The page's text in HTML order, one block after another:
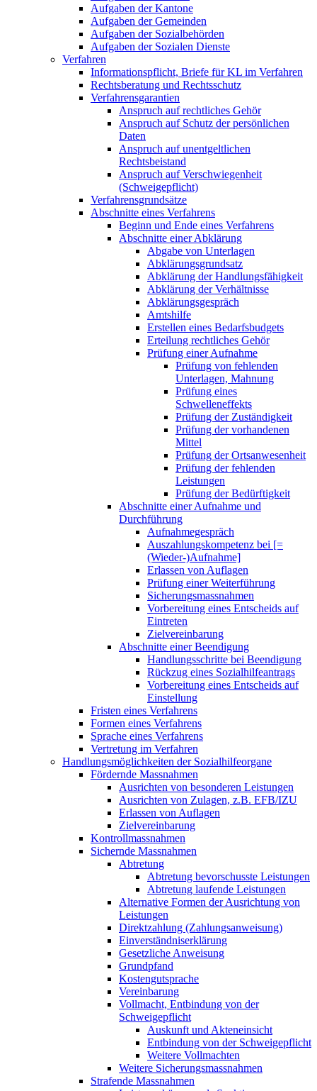
Aufgaben der Kantone
Aufgaben der Gemeinden
Aufgaben der Sozialbehörden
Aufgaben der Sozialen Dienste
Verfahren
Informationspflicht, Briefe für KL im Verfahren
Rechtsberatung und Rechtsschutz
Verfahrensgarantien
Anspruch auf rechtliches Gehör
Anspruch auf Schutz der persönlichen
Daten
Anspruch auf unentgeltlichen
Rechtsbeistand
Anspruch auf Verschwiegenheit
(Schweigepflicht)
Verfahrensgrundsätze
Abschnitte eines Verfahrens
Beginn und Ende eines Verfahrens
Abschnitte einer Abklärung
Abgabe von Unterlagen
Abklärungsgrundsatz
Abklärung der Handlungsfähigkeit
Abklärung der Verhältnisse
Abklärungsgespräch
Amtshilfe
Erstellen eines Bedarfsbudgets
Erteilung rechtliches Gehör
Prüfung einer Aufnahme
Prüfung von fehlenden
Unterlagen, Mahnung
Prüfung eines
Schwelleneffekts
Prüfung der Zuständigkeit
Prüfung der vorhandenen
Mittel
Prüfung der Ortsanwesenheit
Prüfung der fehlenden
Leistungen
Prüfung der Bedürftigkeit
Abschnitte einer Aufnahme und
Durchführung
Aufnahmegespräch
Auszahlungskompetenz bei [=
(Wieder-)Aufnahme]
Erlassen von Auflagen
Prüfung einer Weiterführung
Sicherungsmassnahmen
Vorbereitung eines Entscheids auf
Eintreten
Zielvereinbarung
Abschnitte einer Beendigung
Handlungsschritte bei Beendigung
Rückzug eines Sozialhilfeantrags
Vorbereitung eines Entscheids auf
Einstellung
Fristen eines Verfahrens
Formen eines Verfahrens
Sprache eines Verfahrens
Vertretung im Verfahren
Handlungsmöglichkeiten der Sozialhilfeorgane
Fördernde Massnahmen
Ausrichten von besonderen Leistungen
Ausrichten von Zulagen, z.B. EFB/IZU
Erlassen von Auflagen
Zielvereinbarung
Kontrollmassnahmen
Sichernde Massnahmen
Abtretung
Abtretung bevorschusste Leistungen
Abtretung laufende Leistungen
Alternative Formen der Ausrichtung von
Leistungen
Direktzahlung (Zahlungsanweisung)
Einverständniserklärung
Gesetzliche Anweisung
Grundpfand
Kostengutsprache
Vereinbarung
Vollmacht, Entbindung von der
Schweigepflicht
Auskunft und Akteneinsicht
Entbindung von der Schweigepflicht
Weitere Vollmachten
Weitere Sicherungsmassnahmen
Strafende Massnahmen